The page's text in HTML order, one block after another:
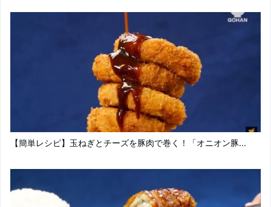
【簡単レシピ】玉ねぎとチーズを豚肉で巻く！「オニオン豚...